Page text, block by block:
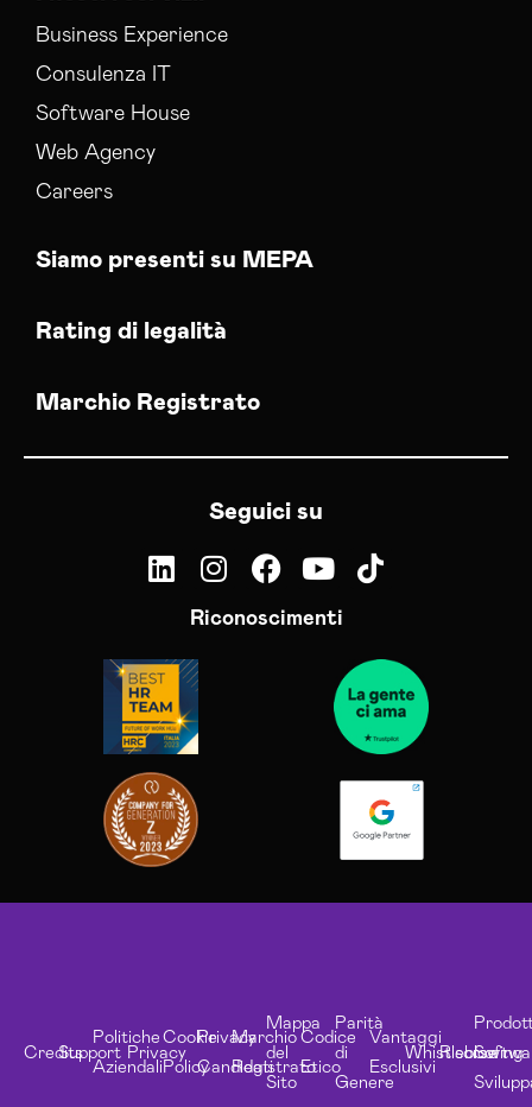
Business Experience
Consulenza IT
Software House
Web Agency
Careers
Siamo presenti su MEPA
Rating di legalità
Marchio Registrato
Seguici su
Riconoscimenti
CreditsSupport
Politiche
Aziendali
Privacy
Cookie
Policy
Privacy
Candidati
Marchio
Registrato
Mappa
del
Sito
Codice
Etico
Parità
di
Genere
Vantaggi
Esclusivi
Whistleblowing
Risorse